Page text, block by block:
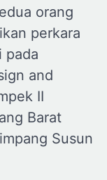
orang
perkara
pada
and
II
Barat
Susun